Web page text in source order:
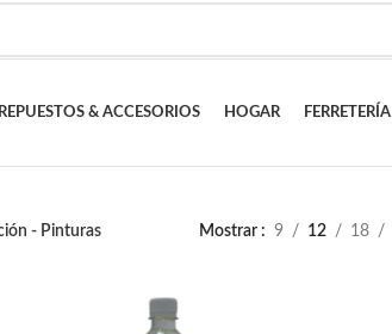
REPUESTOS & ACCESORIOS HOGAR FERRETERÍA
- Pinturas Mostrar 9 12 18